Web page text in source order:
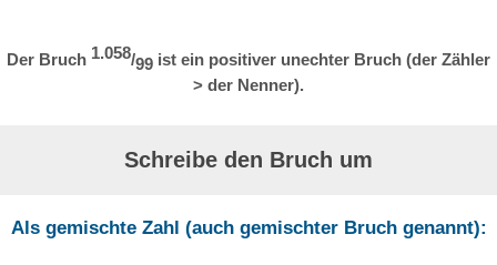
Der Bruch 1.058/99 ist ein positiver unechter Bruch (der Zähler
> der Nenner).
Schreibe den Bruch um
Als gemischte Zahl (auch gemischter Bruch genannt):